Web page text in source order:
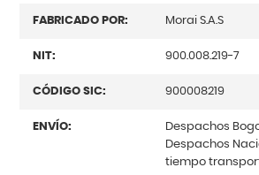
FABRICADO POR: Morai S.A.S
NIT: 900.008.219-7
CÓDIGO SIC: 900008219
ENVÍO:
Despachos
Despachos
tiempo